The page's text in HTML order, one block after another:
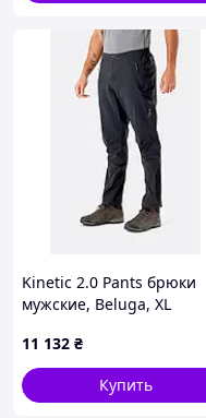
Kinetic 2.0 Pants брюки
мужские, Beluga, XL
11 132 ₴
Купить